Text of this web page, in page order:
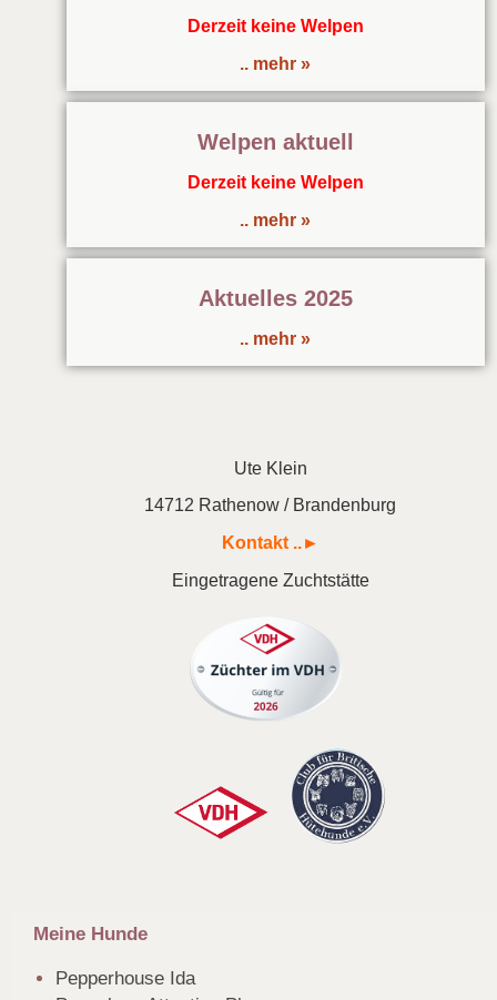
Derzeit keine Welpen
.. mehr »
Welpen aktuell
Derzeit keine Welpen
.. mehr »
Aktuelles 2025
.. mehr »
Ute Klein
14712 Rathenow / Brandenburg
Kontakt ..►
Eingetragene Zuchtstätte
Meine Hunde
Pepperhouse Ida